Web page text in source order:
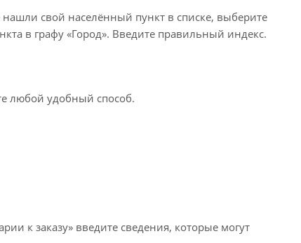
свой населённый пункт в списке, выберите
в графу «Город». Введите правильный индекс.
любой удобный способ.
к заказу» введите сведения, которые могут